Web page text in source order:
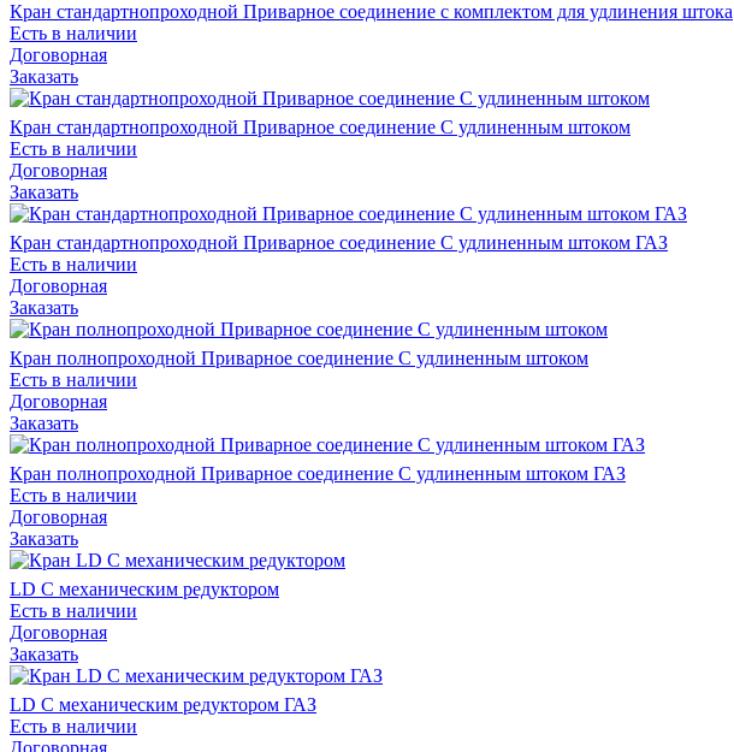
Кран стандартнопроходной Приварное соединение с комплектом для удлинения штока
Есть в наличии
Договорная
Заказать
Кран стандартнопроходной Приварное соединение С удлиненным штоком
Есть в наличии
Договорная
Заказать
Кран стандартнопроходной Приварное соединение С удлиненным штоком ГАЗ
Есть в наличии
Договорная
Заказать
Кран полнопроходной Приварное соединение С удлиненным штоком
Есть в наличии
Договорная
Заказать
Кран полнопроходной Приварное соединение С удлиненным штоком ГАЗ
Есть в наличии
Договорная
Заказать
LD С механическим редуктором
Есть в наличии
Договорная
Заказать
LD С механическим редуктором ГАЗ
Есть в наличии